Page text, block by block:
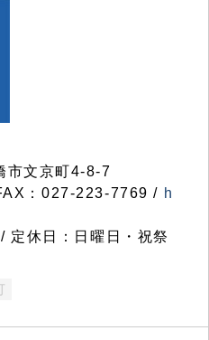
文京町4-8-7
：027-223-7769 / h
休日：日曜日・祝祭